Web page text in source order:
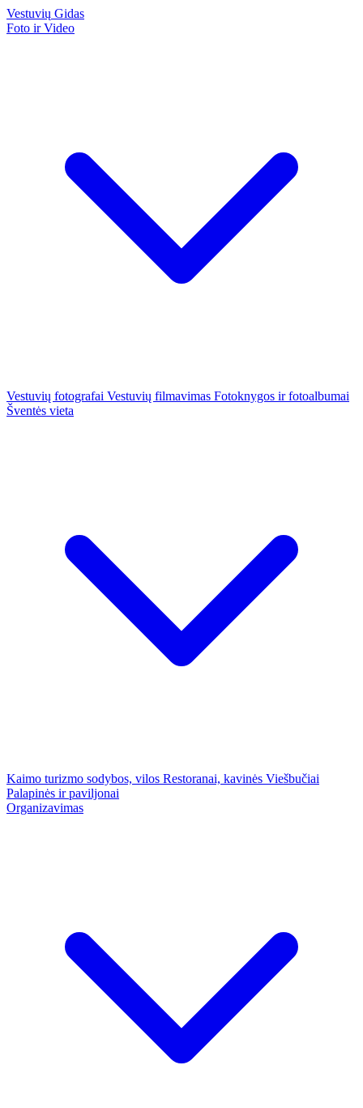
Vestuvių Gidas
Foto ir Video
Vestuvių fotografai Vestuvių filmavimas Fotoknygos ir fotoalbumai
Šventės vieta
Kaimo turizmo sodybos, vilos Restoranai, kavinės Viešbučiai
Palapinės ir paviljonai
Organizavimas